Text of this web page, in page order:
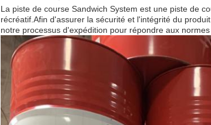
La piste de course Sandwich System est une piste de
récréatif.Afin d'assurer la sécurité et l'intégrité du
notre processus d'expédition pour répondre aux normes